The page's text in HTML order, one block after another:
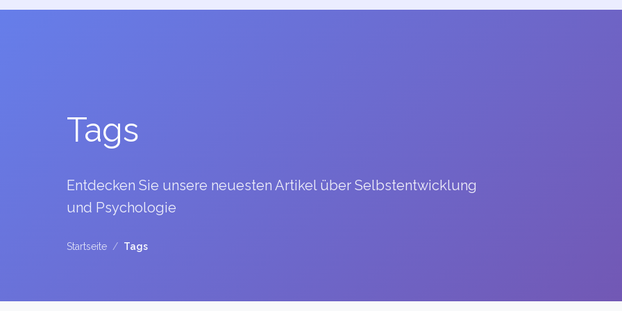
Tags
Entdecken Sie unsere neuesten Artikel über Selbstentwicklung
und Psychologie
Startseite / Tags